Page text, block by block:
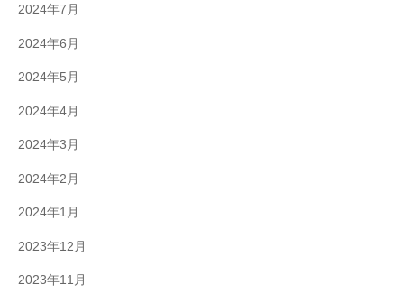
2024年7月
2024年6月
2024年5月
2024年4月
2024年3月
2024年2月
2024年1月
2023年12月
2023年11月